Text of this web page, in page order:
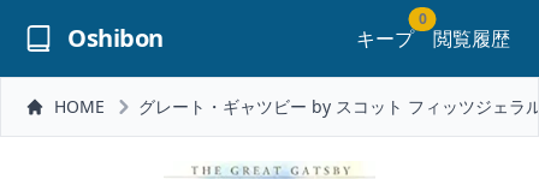
Oshibon キープ
0
閲覧履歴
HOME グレート・ギャツビー by スコット フィッツジェラ